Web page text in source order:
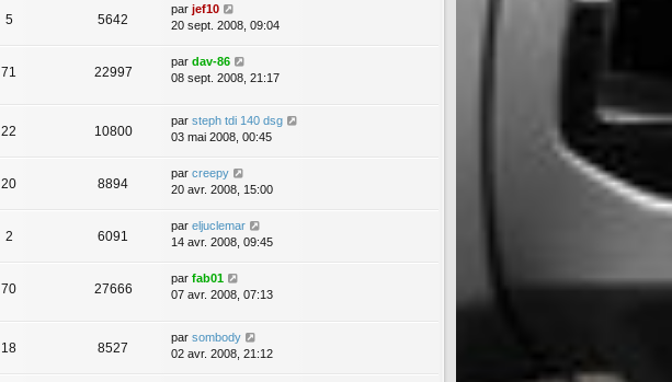
5 5642
par jef10
20 sept. 2008, 09:04
71 22997
par dav-86
08 sept. 2008, 21:17
22 10800
par steph tdi 140 dsg
03 mai 2008, 00:45
20 8894
par creepy
20 avr. 2008, 15:00
2 6091
par eljuclemar
14 avr. 2008, 09:45
70 27666
par fab01
07 avr. 2008, 07:13
18 8527
par sombody
02 avr. 2008, 21:12